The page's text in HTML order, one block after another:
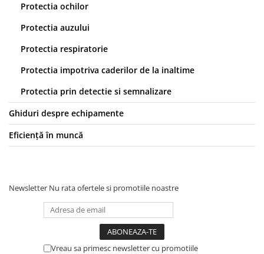
Protecție sudură
Protecție termică (căldură)
Protecție termică (frig)
Protecție descărcări electrostatice
Electroizolante
Protecție specială
Riscuri minime
Mânecuțe (Cotiere)
CĂȘTI DE PROTECȚIE
Ochelari de protecție
Măști și geamuri de sudură
Protectia ochilor
Protectia auzului
Protectia respiratorie
Protectia impotriva caderilor de la inaltime
Protectia prin detectie si semnalizare
Ghiduri despre echipamente
Eficiență în muncă
Newsletter Nu rata ofertele si promotiile noastre
Vreau sa primesc newsletter cu promotiile